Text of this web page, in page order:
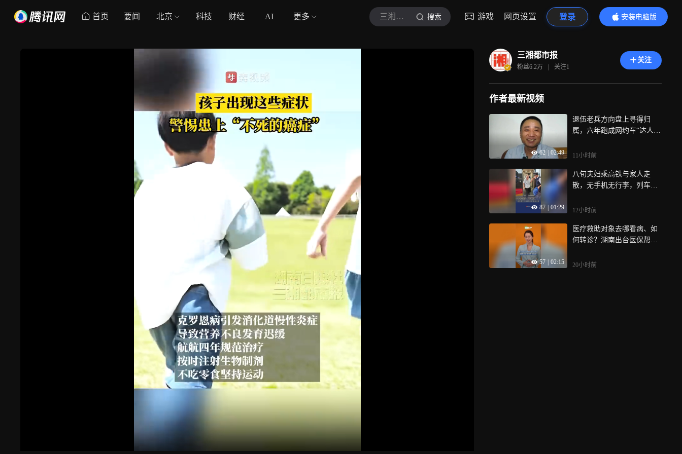
首页 要闻 北京 科技 财经 AI 更多 三湘都市报 搜索 游戏 网页设置 登录
安装电脑版
内容更精彩
三湘都市报
粉丝6.2万 | 关注1
关注
作者最新视频
62 02:49
退伍老兵方向盘上寻得归
属，六年跑成网约车“达人队
11小时前
87 01:29
八旬夫妇乘高铁与家人走
散，无手机无行李，列车组
12小时前
57 02:15
医疗救助对象去哪看病、如
何转诊？湖南出台医保帮扶
20小时前